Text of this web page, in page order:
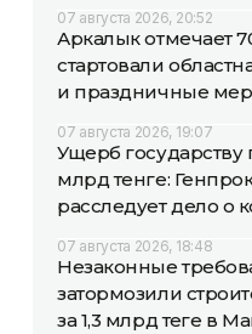
07 августа 2026, 20:52
Аркалык отмечает
стартовали
и праздничные
07 августа 2026, 19:07
Ущерб государству
млрд тенге:
расследует дело о
07 августа 2026, 18:48
Незаконные
затормозили
за 1,3 млрд теңге в